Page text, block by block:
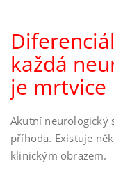
každá
je mrtvice
Akutní neurologický
příhoda. Existuje
klinickým obrazem.